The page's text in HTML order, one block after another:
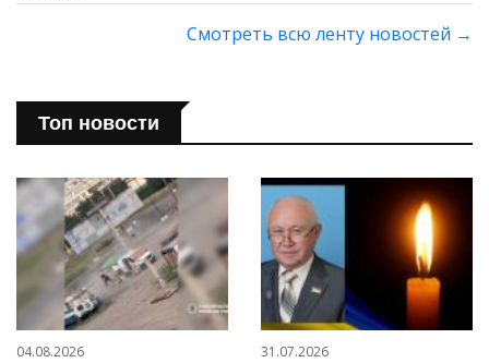
Смотреть всю ленту новостей →
Топ новости
04.08.2026 31.07.2026